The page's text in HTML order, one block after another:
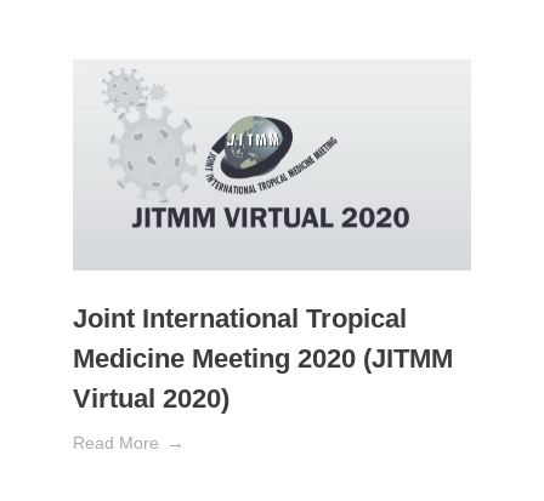
Joint International Tropical
Medicine Meeting 2020 (JITMM
Virtual 2020)
Read More